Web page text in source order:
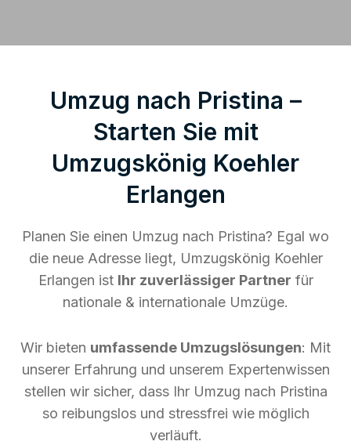
Umzug nach Pristina –
Starten Sie mit
Umzugskönig Koehler
Erlangen
Planen Sie einen Umzug nach Pristina? Egal wo
die neue Adresse liegt, Umzugskönig Koehler
Erlangen ist Ihr zuverlässiger Partner für
nationale & internationale Umzüge.
Wir bieten umfassende Umzugslösungen: Mit
unserer Erfahrung und unserem Expertenwissen
stellen wir sicher, dass Ihr Umzug nach Pristina
so reibungslos und stressfrei wie möglich
verläuft.